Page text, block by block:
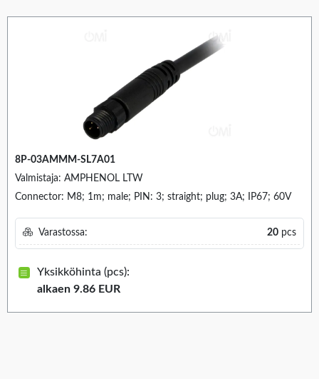
8P-03AMMM-SL7A01
Valmistaja: AMPHENOL LTW
Connector: M8; 1m; male; PIN: 3; straight; plug; 3A; IP67; 60V
Varastossa: 20 pcs
Yksikköhinta (pcs):
alkaen 9.86 EUR